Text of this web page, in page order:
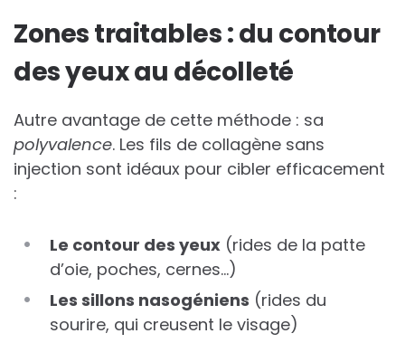
Zones traitables : du contour
des yeux au décolleté
Autre avantage de cette méthode : sa
polyvalence. Les fils de collagène sans
injection sont idéaux pour cibler efficacement
:
Le contour des yeux (rides de la patte
d’oie, poches, cernes…)
Les sillons nasogéniens (rides du
sourire, qui creusent le visage)